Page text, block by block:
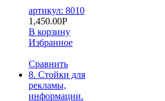
артикул: 8010
1,450.00Р
В корзину
Избранное
Сравнить
8. Стойки для
рекламы,
информации.